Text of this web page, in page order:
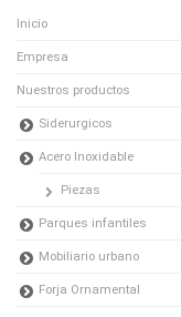
Inicio
Empresa
Nuestros productos
Siderurgicos
Acero Inoxidable
Piezas
Parques infantiles
Mobiliario urbano
Forja Ornamental